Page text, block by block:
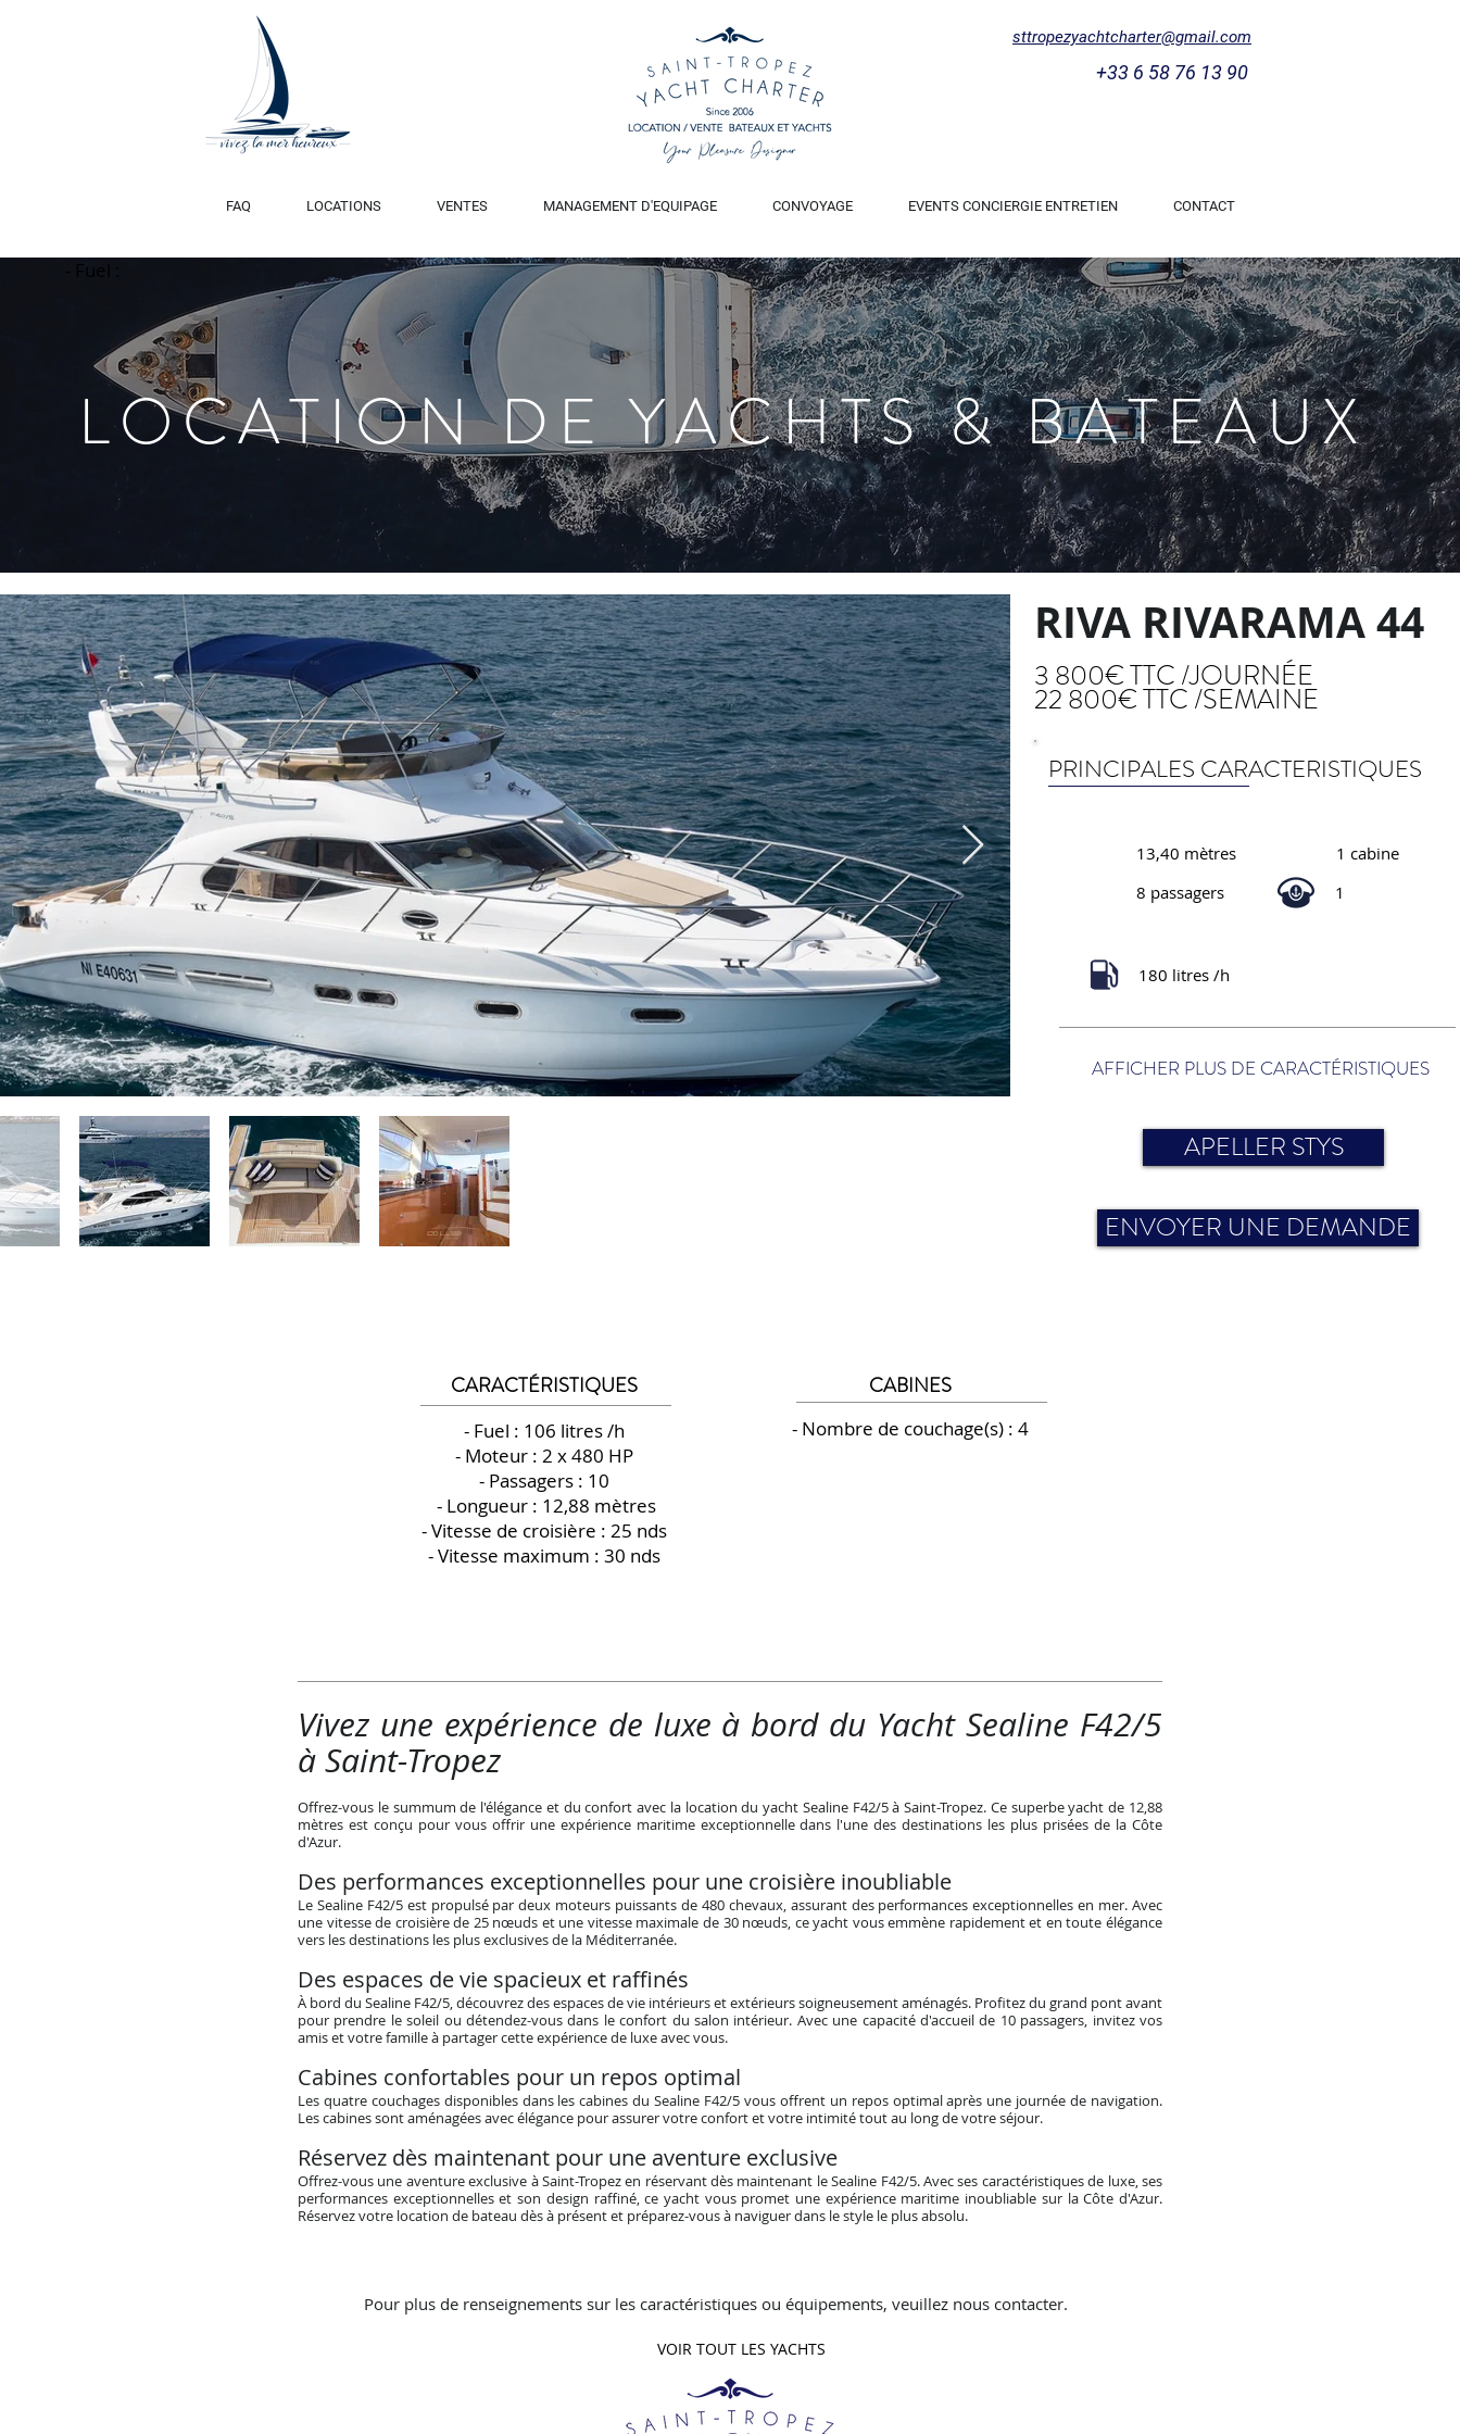
sttropezyachtcharter@gmail.com
+33 6 58 76 13 90
FAQ LOCATIONS VENTES MANAGEMENT D'EQUIPAGE CONVOYAGE EVENTS CONCIERGIE ENTRETIEN CONTACT
Title
RIVA RIVARAMA 44
3 800€ TTC /JOURNÉE
22 800€ TTC /SEMAINE
PRINCIPALES CARACTERISTIQUES
13,40 mètres
8 passagers
1 cabine
1
180 litres /h
AFFICHER PLUS DE CARACTÉRISTIQUES
APELLER STYS
ENVOYER UNE DEMANDE
CARACTÉRISTIQUES
- Fuel : 106 litres /h
- Moteur : 2 x 480 HP
- Passagers : 10
- Longueur : 12,88 mètres
- Vitesse de croisière : 25 nds
- Vitesse maximum : 30 nds
CABINES
- Nombre de couchage(s) : 4
- Fuel :
LOCATION DE YACHTS & BATEAUX
Vivez une expérience de luxe à bord du Yacht Sealine F42/5
à Saint-Tropez
Offrez-vous le summum de l'élégance et du confort avec la location du yacht Sealine F42/5 à Saint-Tropez. Ce superbe yacht de 12,88
mètres est conçu pour vous offrir une expérience maritime exceptionnelle dans l'une des destinations les plus prisées de la Côte
d'Azur.
Des performances exceptionnelles pour une croisière inoubliable
Le Sealine F42/5 est propulsé par deux moteurs puissants de 480 chevaux, assurant des performances exceptionnelles en mer. Avec
une vitesse de croisière de 25 nœuds et une vitesse maximale de 30 nœuds, ce yacht vous emmène rapidement et en toute élégance
vers les destinations les plus exclusives de la Méditerranée.
Des espaces de vie spacieux et raffinés
À bord du Sealine F42/5, découvrez des espaces de vie intérieurs et extérieurs soigneusement aménagés. Profitez du grand pont avant
pour prendre le soleil ou détendez-vous dans le confort du salon intérieur. Avec une capacité d'accueil de 10 passagers, invitez vos
amis et votre famille à partager cette expérience de luxe avec vous.
Cabines confortables pour un repos optimal
Les quatre couchages disponibles dans les cabines du Sealine F42/5 vous offrent un repos optimal après une journée de navigation.
Les cabines sont aménagées avec élégance pour assurer votre confort et votre intimité tout au long de votre séjour.
Réservez dès maintenant pour une aventure exclusive
Offrez-vous une aventure exclusive à Saint-Tropez en réservant dès maintenant le Sealine F42/5. Avec ses caractéristiques de luxe, ses
performances exceptionnelles et son design raffiné, ce yacht vous promet une expérience maritime inoubliable sur la Côte d'Azur.
Réservez votre location de bateau dès à présent et préparez-vous à naviguer dans le style le plus absolu.
Pour plus de renseignements sur les caractéristiques ou équipements, veuillez nous contacter.
VOIR TOUT LES YACHTS